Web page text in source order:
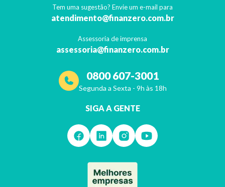
Tem uma sugestão? Envie um e-mail para
atendimento@finanzero.com.br
Assessoria de imprensa
assessoria@finanzero.com.br
0800 607-3001
Segunda a Sexta - 9h às 18h
SIGA A GENTE